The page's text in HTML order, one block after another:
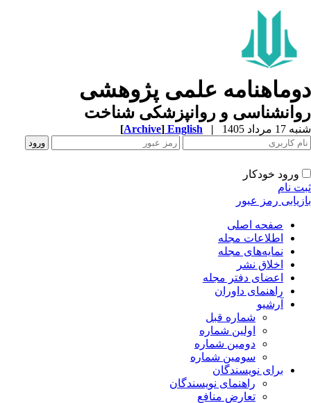
علمی پژوهشی
و روانپزشکی شناخت
مرداد 1405 |
English
[Archive]
ورود خودکار
نام
رمز عبور
صفحه اصلی
اطلاعات مجله
نمایه‌های مجله
اخلاق نشر
اعضای دفتر مجله
راهنمای داوران
آرشیو
شماره قبل
اولین شماره
دومین شماره
سومین شماره
برای نویسندگان
راهنمای نویسندگان
تعارض منافع